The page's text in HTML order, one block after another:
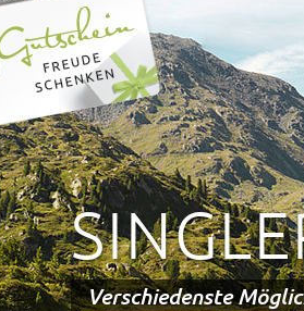
Verschiedenste